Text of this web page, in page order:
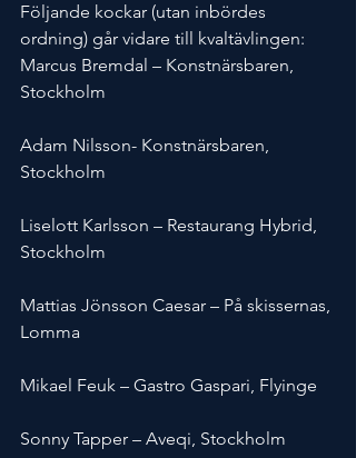
Följande kockar (utan inbördes
ordning) går vidare till kvaltävlingen:
Marcus Bremdal – Konstnärsbaren,
Stockholm
Adam Nilsson- Konstnärsbaren,
Stockholm
Liselott Karlsson – Restaurang Hybrid,
Stockholm
Mattias Jönsson Caesar – På skissernas,
Lomma
Mikael Feuk – Gastro Gaspari, Flyinge
Sonny Tapper – Aveqi, Stockholm